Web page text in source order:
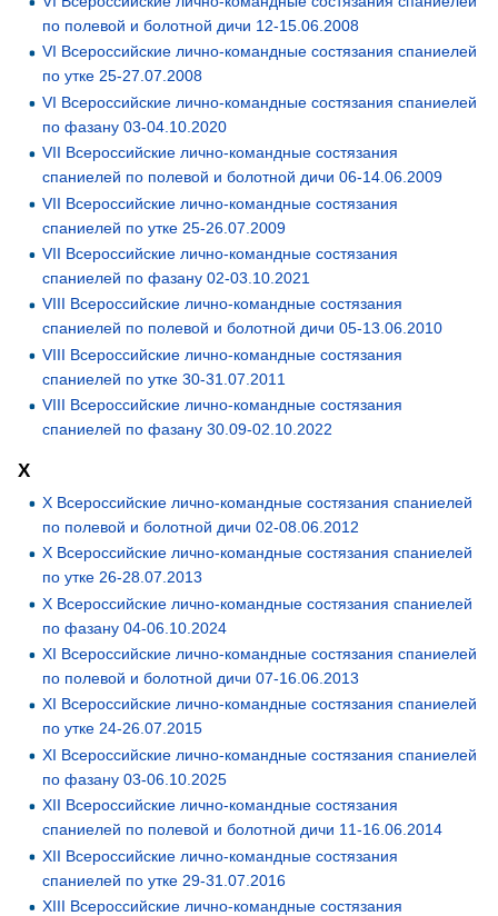
по полевой и болотной дичи 12-15.06.2008
VI Всероссийские лично-командные состязания спаниелей
по утке 25-27.07.2008
VI Всероссийские лично-командные состязания спаниелей
по фазану 03-04.10.2020
VII Всероссийские лично-командные состязания
спаниелей по полевой и болотной дичи 06-14.06.2009
VII Всероссийские лично-командные состязания
спаниелей по утке 25-26.07.2009
VII Всероссийские лично-командные состязания
спаниелей по фазану 02-03.10.2021
VIII Всероссийские лично-командные состязания
спаниелей по полевой и болотной дичи 05-13.06.2010
VIII Всероссийские лично-командные состязания
спаниелей по утке 30-31.07.2011
VIII Всероссийские лично-командные состязания
спаниелей по фазану 30.09-02.10.2022
X
X Всероссийские лично-командные состязания спаниелей
по полевой и болотной дичи 02-08.06.2012
X Всероссийские лично-командные состязания спаниелей
по утке 26-28.07.2013
X Всероссийские лично-командные состязания спаниелей
по фазану 04-06.10.2024
XI Всероссийские лично-командные состязания спаниелей
по полевой и болотной дичи 07-16.06.2013
XI Всероссийские лично-командные состязания спаниелей
по утке 24-26.07.2015
XI Всероссийские лично-командные состязания спаниелей
по фазану 03-06.10.2025
XII Всероссийские лично-командные состязания
спаниелей по полевой и болотной дичи 11-16.06.2014
XII Всероссийские лично-командные состязания
спаниелей по утке 29-31.07.2016
XIII Всероссийские лично-командные состязания